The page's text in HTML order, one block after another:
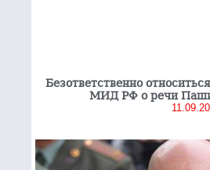
Безответственно
МИД РФ о речи